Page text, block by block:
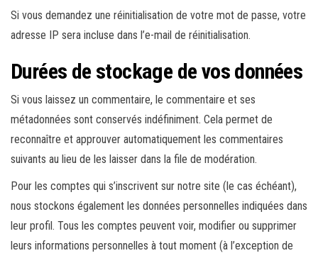
Si vous demandez une réinitialisation de votre mot de passe, votre
adresse IP sera incluse dans l’e-mail de réinitialisation.
Durées de stockage de vos données
Si vous laissez un commentaire, le commentaire et ses
métadonnées sont conservés indéfiniment. Cela permet de
reconnaître et approuver automatiquement les commentaires
suivants au lieu de les laisser dans la file de modération.
Pour les comptes qui s’inscrivent sur notre site (le cas échéant),
nous stockons également les données personnelles indiquées dans
leur profil. Tous les comptes peuvent voir, modifier ou supprimer
leurs informations personnelles à tout moment (à l’exception de